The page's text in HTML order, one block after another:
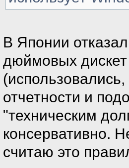
В Японии
дюймовых
отчетности и
"техническим
консервативно.
считаю это